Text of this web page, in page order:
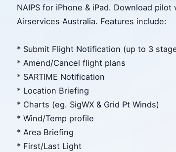
NAIPS for iPhone & iPad. Download
Airservices Australia. Features include:
* Submit Flight Notification (up to 3
* Amend/Cancel flight plans
* SARTIME Notification
* Location Briefing
* Charts (eg. SigWX & Grid Pt Winds)
* Wind/Temp profile
* Area Briefing
* First/Last Light